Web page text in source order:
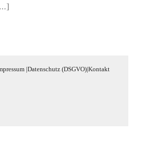
|Datenschutz (DSGVO)|Kontakt